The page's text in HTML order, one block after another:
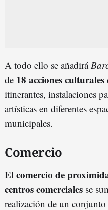
A todo ello se añadirá
de 18 acciones culturales
itinerantes, instalaciones
artísticas en diferentes
municipales.
Comercio
El comercio de
centros comerciales se
realización de un conjunto